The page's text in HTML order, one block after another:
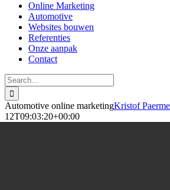
Online Marketing
Automotive
Websites bouwen
Referenties
Onze aanpak
Contact
Search
for:
Automotive online marketingKristof
12T09:03:20+00:00